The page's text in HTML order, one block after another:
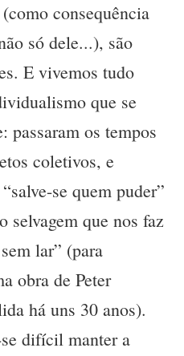
consequência
só dele...), são
E vivemos tudo
que se
passaram os tempos
coletivos, e
se quem puder”
selvagem que nos faz
lar” (para
obra de Peter
há uns 30 anos).
difícil manter a